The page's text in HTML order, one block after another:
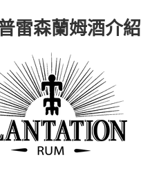
雷森蘭姆酒介紹